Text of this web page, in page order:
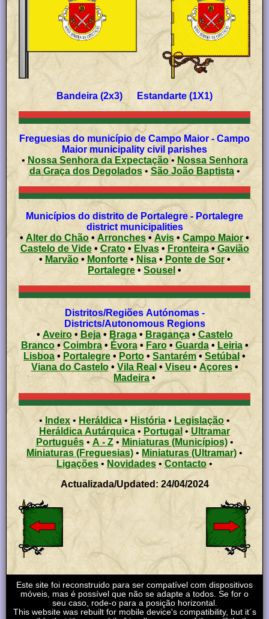
Bandeira (2x3) Estandarte (1X1)
Freguesias do município de Campo Maior - Campo
Maior municipality civil parishes
•
Nossa Senhora da Expectação• Nossa Senhora
da Graça dos Degolados• São João Baptista•
Municípios do distrito de Portalegre - Portalegre
district municipalities
• Alter do Chão • Arronches • Avis • Campo Maior •
Castelo de Vide•Crato•Elvas• Fronteira• Gavião
• Marvão• Monforte• Nisa• Ponte de Sor•
Portalegre • Sousel •
Distritos/Regiões Autónomas -
Districts/Autonomous Regions
• Aveiro• Beja• Braga• Bragança• Castelo
Branco•Coimbra•Évora• Faro• Guarda•Leiria•
Lisboa • Portalegre • Porto • Santarém• Setúbal •
Viana do Castelo• Vila Real •Viseu • Açores •
Madeira •
• Index • Heráldica • História • Legislação •
Heráldica Autárquica • Portugal• Ultramar
Português• A - Z• Miniaturas (Municípios)•
Miniaturas (Freguesias) • Miniaturas (Ultramar) •
Ligações • Novidades •Contacto •
Actualizada/Updated: 24/04/2024
Este site foi reconstruido para ser compatível com dispositivos
móveis, mas é possível que não se adapte a todos. Se for o
seu caso, rode-o para a posição horizontal.
This website was rebuilt for mobile device's compatibility, but it´s